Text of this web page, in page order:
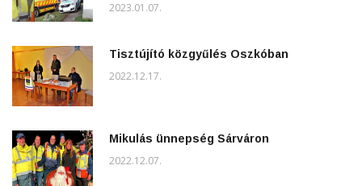
2023.01.07.
Tisztújító közgyűlés Oszkóban
2022.12.17.
Mikulás ünnepség Sárváron
2022.12.07.